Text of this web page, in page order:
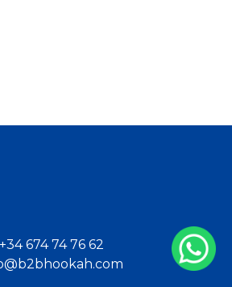
+34 674 74 76 62